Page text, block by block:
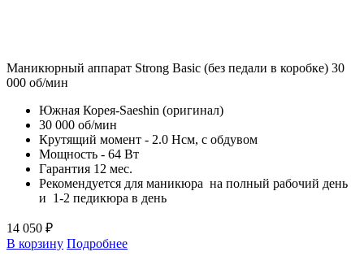
Маникюрный аппарат Strong Basic (без педали в коробке) 30
000 об/мин
Южная Корея-Saeshin (оригинал)
30 000 об/мин
Крутящий момент - 2.0 Нсм, с обдувом
Мощность - 64 Вт
Гарантия 12 мес.
Рекомендуется для маникюра на полный рабочий день
и 1-2 педикюра в день
14 050 ₽
В корзину Подробнее